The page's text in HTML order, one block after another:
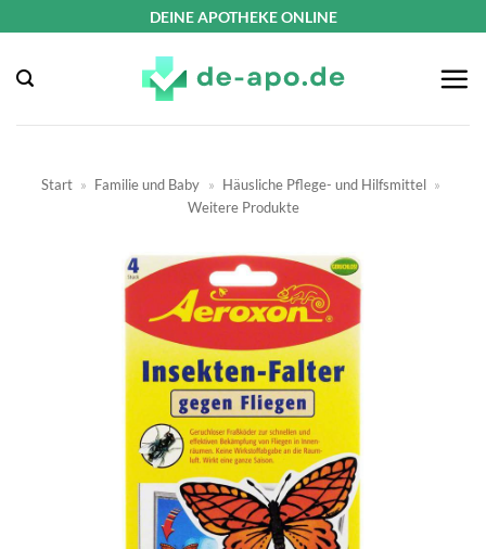
springen
DEINE APOTHEKE ONLINE
Start » Familie und Baby » Häusliche Pflege- und Hilfsmittel »
Weitere Produkte